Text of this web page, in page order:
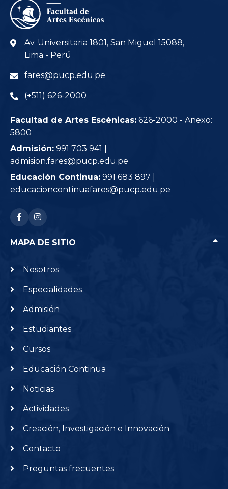
Av. Universitaria 1801, San Miguel 15088,
Lima - Perú
fares@pucp.edu.pe
(+511) 626-2000
Facultad de Artes Escénicas: 626-2000 - Anexo:
5800
Admisión: 991 703 941 |
admision.fares@pucp.edu.pe
Educación Continua: 991 683 897 |
educacioncontinuafares@pucp.edu.pe
RRSS: facebook-f
RRSS: instagram
MAPA DE SITIO
Nosotros
Especialidades
Admisión
Estudiantes
Cursos
Educación Continua
Noticias
Actividades
Creación, Investigación e Innovación
Contacto
Preguntas frecuentes